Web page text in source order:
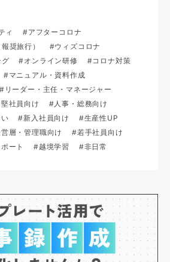
ィ
#アフターコロナ
奨旅行）
#ウィズコロナ
#オンライン研修
#コロナ対策
#マニュアル・資料作成
#リーダー・主任・マネージャー
社員向け
#人事・総務向け
#新入社員向け
#生産性UP
層・管理職向け
#若手社員向け
ート #越境学習 #非日常